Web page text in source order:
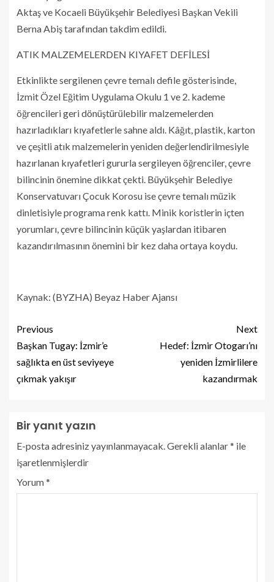
Aktaş ve Kocaeli Büyükşehir Belediyesi Başkan Vekili
Berna Abiş tarafından takdim edildi.
ATIK MALZEMELERDEN KIYAFET DEFİLESİ
Etkinlikte sergilenen çevre temalı defile gösterisinde,
İzmit Özel Eğitim Uygulama Okulu 1 ve 2. kademe
öğrencileri geri dönüştürülebilir malzemelerden
hazırladıkları kıyafetlerle sahne aldı. Kâğıt, plastik, karton
ve çeşitli atık malzemelerin yeniden değerlendirilmesiyle
hazırlanan kıyafetleri gururla sergileyen öğrenciler, çevre
bilincinin önemine dikkat çekti. Büyükşehir Belediye
Konservatuvarı Çocuk Korosu ise çevre temalı müzik
dinletisiyle programa renk kattı. Minik koristlerin içten
yorumları, çevre bilincinin küçük yaşlardan itibaren
kazandırılmasının önemini bir kez daha ortaya koydu.
Kaynak: (BYZHA) Beyaz Haber Ajansı
Previous
Başkan Tugay: İzmir’e
sağlıkta en üst seviyeye
çıkmak yakışır
Next
Hedef: İzmir Otogarı’nı
yeniden İzmirlilere
kazandırmak
Bir yanıt yazın
E-posta adresiniz yayınlanmayacak. Gerekli alanlar* ile
işaretlenmişlerdir
Yorum*